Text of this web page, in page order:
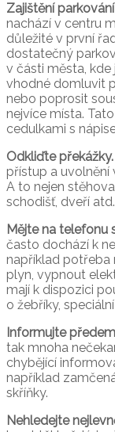
Zajištění
nachází v centru
důležité v první
dostatečný
v části města,
vhodné domluvit
nebo poprosit
nejvíce místa.
cedulkami s
Odkliďte překážky.
přístup a uvolnění
A to nejen
schodišť, dveří atd.
Mějte na telefonu
často dochází k
například potřeba
plyn, vypnout
mají k dispozici
o žebříky,
Informujte
tak mnoha
chybějící
například
skříňky.
Nehledejte